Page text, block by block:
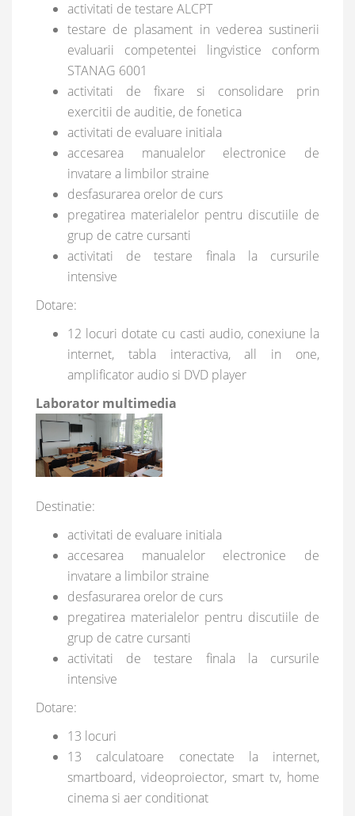
activitati de testare ALCPT
testare de plasament in vederea sustinerii
evaluarii competentei lingvistice conform
STANAG 6001
activitati de fixare si consolidare prin
exercitii de auditie, de fonetica
activitati de evaluare initiala
accesarea manualelor electronice de
invatare a limbilor straine
desfasurarea orelor de curs
pregatirea materialelor pentru discutiile de
grup de catre cursanti
activitati de testare finala la cursurile
intensive
Dotare:
12 locuri dotate cu casti audio, conexiune la
internet, tabla interactiva, all in one,
amplificator audio si DVD player
Laborator multimedia
Destinatie:
activitati de evaluare initiala
accesarea manualelor electronice de
invatare a limbilor straine
desfasurarea orelor de curs
pregatirea materialelor pentru discutiile de
grup de catre cursanti
activitati de testare finala la cursurile
intensive
Dotare:
13 locuri
13 calculatoare conectate la internet,
smartboard, videoproiector, smart tv, home
cinema si aer conditionat